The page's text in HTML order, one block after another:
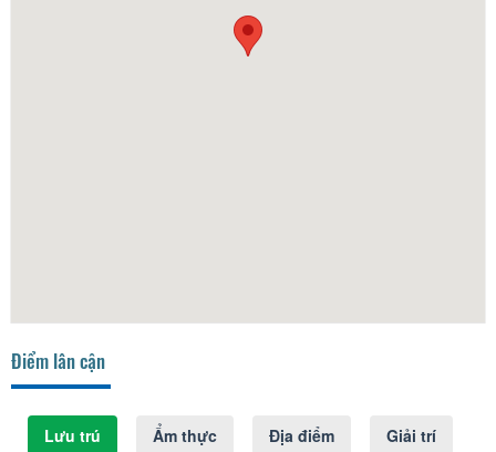
Điểm lân cận
Lưu trú Ẩm thực Địa điểm Giải trí